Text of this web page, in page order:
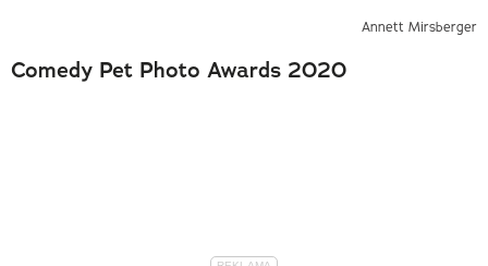
Annett Mirsberger
Comedy Pet Photo Awards 2020